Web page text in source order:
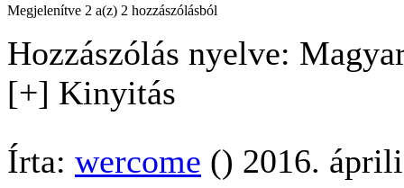
Megjelenítve 2 a(z) 2 hozzászólásból
Hozzászólás nyelve:
[+] Kinyitás
Írta: wercome () 2016.